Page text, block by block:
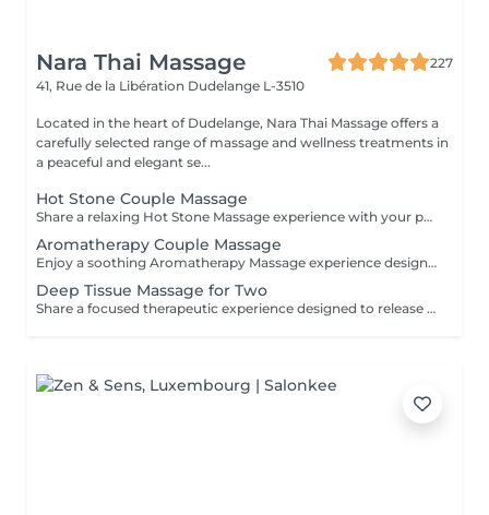
Nara Thai Massage
227
41, Rue de la Libération Dudelange L-3510
Located in the heart of Dudelange, Nara Thai Massage offers a
carefully selected range of massage and wellness treatments in
a peaceful and elegant se...
Hot Stone Couple Massage
Share a relaxing Hot Stone Massage experience with your partner, friend, or loved one. Smooth heated stones and warm oils help ease muscular tension while creating a calming and memorable wellness experience.
Aromatherapy Couple Massage
Enjoy a soothing Aromatherapy Massage experience designed for two. Carefully selected aromatic oils are combined with gentle, flowing massage techniques to create a deeply calming and enjoyable treatment. The natural fragrances help create a peaceful atmosphere, while the massage promotes relaxation and comfort. An ideal choice for couples, friends, or family members wishing to share a moment of tranquillity and well-being.
Deep Tissue Massage for Two
Share a focused therapeutic experience designed to release deep-seated tension and restore freedom of movement. Using slow, targeted pressure, this treatment works into deeper muscle layers and connective tissue, making it ideal for persistent tightness, physical strain, and active lifestyles.